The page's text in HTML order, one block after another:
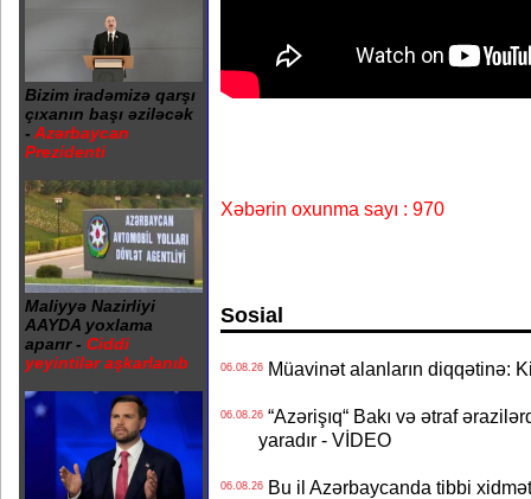
Bizim iradəmizə qarşı
çıxanın başı əziləcək
- Azərbaycan
Prezidenti
Maliyyə Nazirliyi
AAYDA yoxlama
aparır - Ciddi
yeyintilər aşkarlanıb
Xəbərin oxunma sayı : 970
Sosial
06.08.26Müavinət alanların diqqətinə:
06.08.26“Azərişıq“ Bakı və ətraf
yaradır - VİDEO
06.08.26Bu il Azərbaycanda tibbi